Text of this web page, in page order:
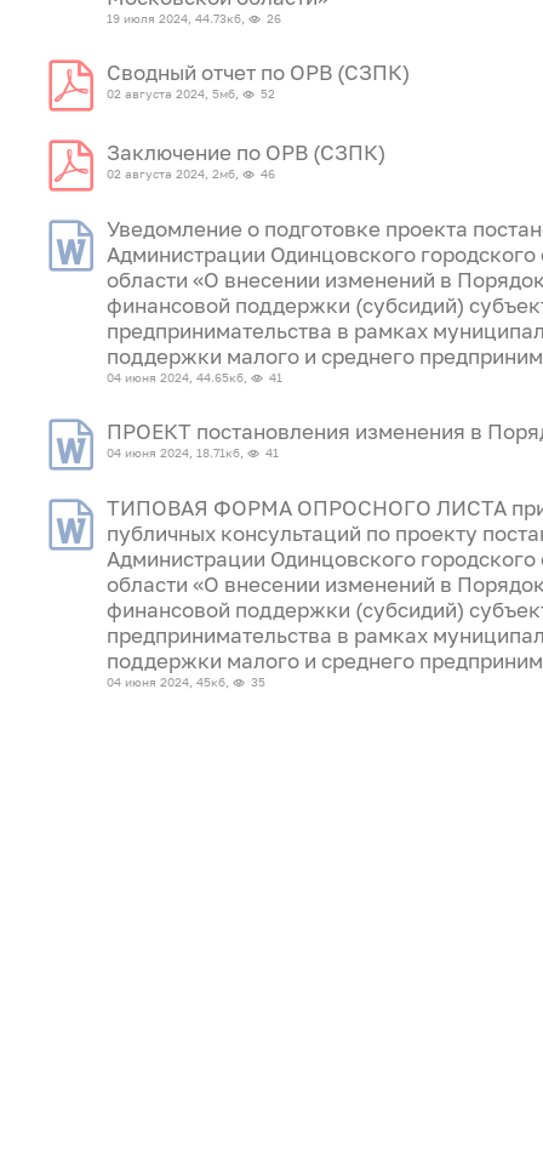
19 июля 2024, 44.73кб, 26
Сводный отчет по ОРВ (СЗПК)
02 августа 2024, 5мб, 52
Заключение по ОРВ (СЗПК)
02 августа 2024, 2мб, 46
Уведомление о подготовке проекта
Администрации Одинцовского
области «О внесении изменений в
финансовой поддержки (субсидий)
предпринимательства в рамках
поддержки малого и среднего
04 июня 2024, 44.65кб, 41
ПРОЕКТ постановления изменения в
04 июня 2024, 18.71кб, 41
ТИПОВАЯ ФОРМА ОПРОСНОГО ЛИСТА при
публичных консультаций по проекту
Администрации Одинцовского
области «О внесении изменений в
финансовой поддержки (субсидий)
предпринимательства в рамках
поддержки малого и среднего
04 июня 2024, 45кб, 35